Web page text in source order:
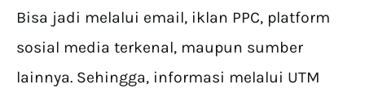
Bisa jadi melalui email, iklan PPC, platform
sosial media terkenal, maupun sumber
lainnya. Sehingga, informasi melalui UTM